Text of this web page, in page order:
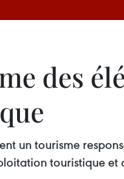
des
un tourisme
touristique